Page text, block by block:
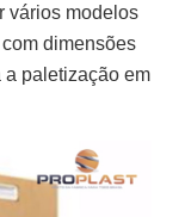
vários modelos
dimensões
a paletização em